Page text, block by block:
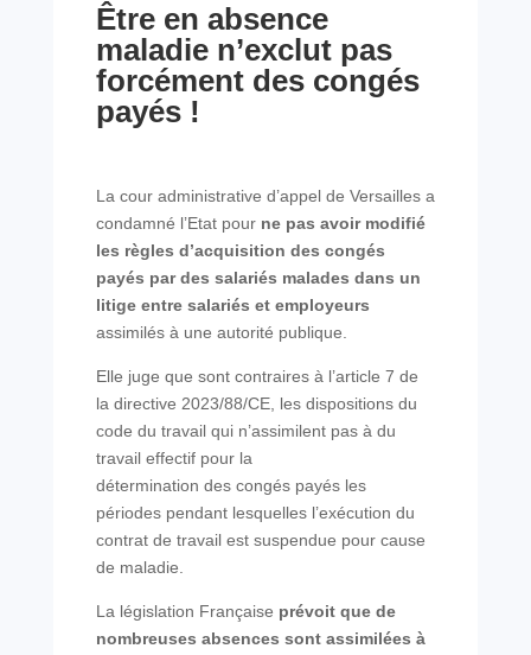
Être en absence
maladie n’exclut pas
forcément des congés
payés !
La cour administrative d’appel de Versailles a
condamné l’Etat pour ne pas avoir modifié
les règles d’acquisition des congés
payés par des salariés malades dans un
litige entre salariés et employeurs
assimilés à une autorité publique.
Elle juge que sont contraires à l’article 7 de
la directive 2023/88/CE, les dispositions du
code du travail qui n’assimilent pas à du
travail effectif pour la
détermination des congés payés les
périodes pendant lesquelles l’exécution du
contrat de travail est suspendue pour cause
de maladie.
La législation Française prévoit que de
nombreuses absences sont assimilées à